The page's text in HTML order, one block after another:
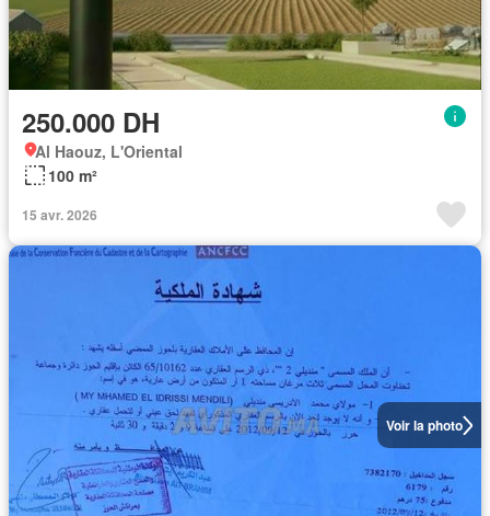
250.000 DH
Al Haouz, L'Oriental
100 m²
15 avr. 2026
Voir la photo